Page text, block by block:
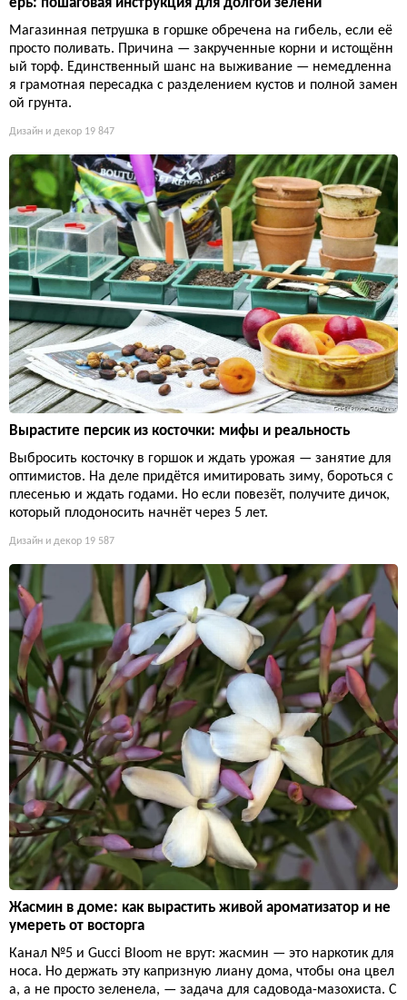
ерь: пошаговая инструкция для долгой зелени
Магазинная петрушка в горшке обречена на гибель, если её
просто поливать. Причина — закрученные корни и истощённ
ый торф. Единственный шанс на выживание — немедленна
я грамотная пересадка с разделением кустов и полной замен
ой грунта.
Дизайн и декор 19 847
Вырастите персик из косточки: мифы и реальность
Выбросить косточку в горшок и ждать урожая — занятие для
оптимистов. На деле придётся имитировать зиму, бороться с
плесенью и ждать годами. Но если повезёт, получите дичок,
который плодоносить начнёт через 5 лет.
Дизайн и декор 19 587
Жасмин в доме: как вырастить живой ароматизатор и не
умереть от восторга
Канал №5 и Gucci Bloom не врут: жасмин — это наркотик для
носа. Но держать эту капризную лиану дома, чтобы она цвел
а, а не просто зеленела, — задача для садовода-мазохиста. С